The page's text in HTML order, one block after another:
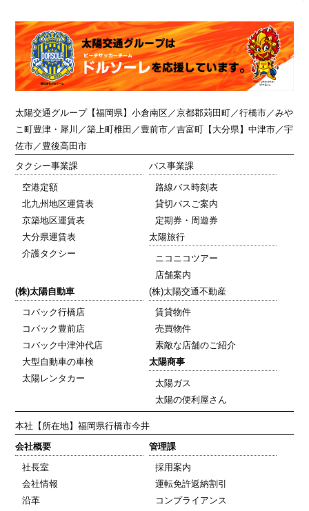
太陽交通グループ【福岡県】小倉南区／京都郡苅田町／行橋市／みや
こ町豊津・犀川／築上町椎田／豊前市／吉富町【大分県】中津市／宇
佐市／豊後高田市
タクシー事業課
空港定額
北九州地区運賃表
京築地区運賃表
大分県運賃表
介護タクシー
バス事業課
路線バス時刻表
貸切バスご案内
定期券・周遊券
太陽旅行
ニコニコツアー
店舗案内
(株)太陽自動車
コバック行橋店
コバック豊前店
コバック中津沖代店
大型自動車の車検
太陽レンタカー
(株)太陽交通不動産
賃貸物件
売買物件
素敵な店舗のご紹介
太陽商事
太陽ガス
太陽の便利屋さん
本社 【所在地】福岡県行橋市今井
会社概要
社長室
会社情報
沿革
管理課
採用案内
運転免許返納割引
コンプライアンス